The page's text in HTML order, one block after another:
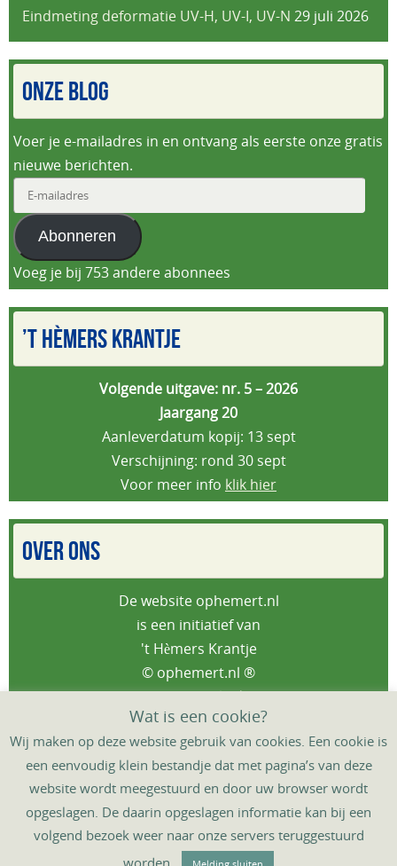
Eindmeting deformatie UV-H, UV-I, UV-N 29 juli 2026
ONZE BLOG
Voer je e-mailadres in en ontvang als eerste onze gratis
nieuwe berichten.
mailadres
Abonneren
Voeg je bij 753 andere abonnees
’T HÈMERS KRANTJE
Volgende uitgave: nr. 5 – 2026
Jaargang 20
Aanleverdatum kopij: 13 sept
Verschijning: rond 30 sept
Voor meer info klik hier
OVER ONS
De website ophemert.nl
is een initiatief van
't Hèmers Krantje
© ophemert.nl ®
Privacybeleid
HOME DORPSAGENDA
‘T HÈMERS KRANTJE
DORPSGIDS
DORPSTAFEL
Mogelijk gemaakt door 't Hèmers Krantje,mcovdv©
Wat is een cookie?
Wij maken op deze website gebruik van cookies. Een cookie is
een eenvoudig klein bestandje dat met pagina’s van deze
website wordt meegestuurd en door uw browser wordt
opgeslagen. De daarin opgeslagen informatie kan bij een
volgend bezoek weer naar onze servers teruggestuurd
worden.